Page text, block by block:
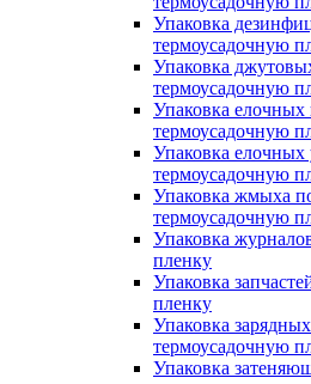
Упаковка
термоусадочную
Упаковка
термоусадочную
Упаковка елочных
термоусадочную
Упаковка
термоусадочную
Упаковка жмыха
термоусадочную
Упаковка
пленку
Упаковка
пленку
Упаковка
термоусадочную
Упаковка